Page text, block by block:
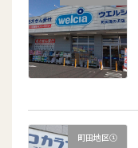
町田地区①